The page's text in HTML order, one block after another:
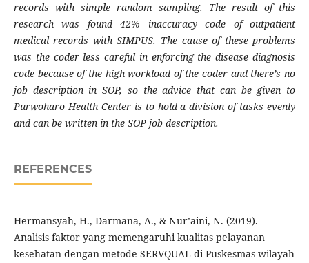
records with simple random sampling. The result of this
research was found 42% inaccuracy code of outpatient
medical records with SIMPUS. The cause of these problems
was the coder less careful in enforcing the disease diagnosis
code because of the high workload of the coder and there’s no
job description in SOP, so the advice that can be given to
Purwoharo Health Center is to hold a division of tasks evenly
and can be written in the SOP job description.
REFERENCES
Hermansyah, H., Darmana, A., & Nur’aini, N. (2019).
Analisis faktor yang memengaruhi kualitas pelayanan
kesehatan dengan metode SERVQUAL di Puskesmas wilayah